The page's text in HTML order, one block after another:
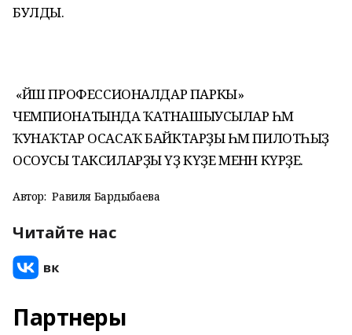
БУЛДЫ.
«ЙӘШ ПРОФЕССИОНАЛДАР ПАРКЫ»
ЧЕМПИОНАТЫНДА ҠАТНАШЫУСЫЛАР ҺӘМ
ҠУНАҠТАР ОСАСАҠ БАЙКТАРҘЫ ҺӘМ ПИЛОТҺЫҘ
ОСОУСЫ ТАКСИЛАРҘЫ ҮҘ КҮҘЕ МЕНӘН КҮРҘЕ.
Автор: Равиля Бардыбаева
Читайте нас
Партнеры